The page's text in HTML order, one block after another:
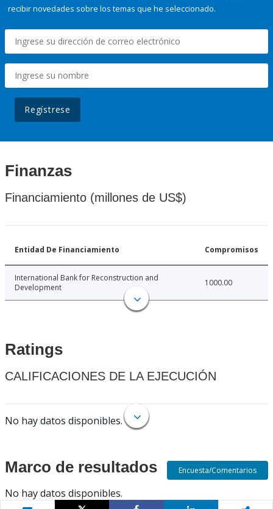
recibir novedades sobre los temas que he seleccionado.
Regístrese
Finanzas
Financiamiento (millones de US$)
Entidad De Financiamiento Compromisos
International Bank for Reconstruction and
Development
1000.00
Ratings
CALIFICACIONES DE LA EJECUCIÓN
No hay datos disponibles.
Marco de resultados
No hay datos disponibles.
Encuesta/Comentarios